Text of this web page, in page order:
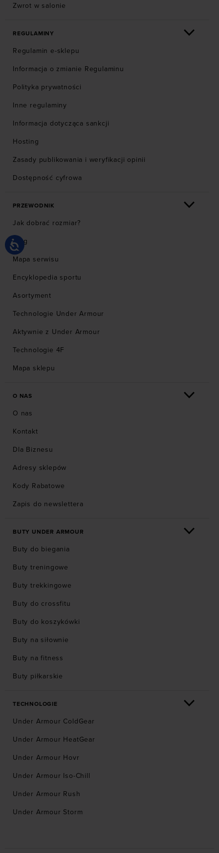
Zwrot w salonie
REGULAMINY
Regulamin e-sklepu
Informacja o zmianie Regulaminu
Polityka prywatności
Inne regulaminy
Informacja dotycząca sankcji
Hosting
Zasady publikowania i weryfikacji opinii
Dostępność cyfrowa
PRZEWODNIK
Jak dobrać rozmiar?
Blog
Mapa serwisu
Encyklopedia sportu
Asortyment
Technologie Under Armour
Aktywnie z Under Armour
Technologie 4F
Mapa sklepu
O NAS
O nas
Kontakt
Dla Biznesu
Adresy sklepów
Kody Rabatowe
Zapis do newslettera
BUTY UNDER ARMOUR
Buty do biegania
Buty treningowe
Buty trekkingowe
Buty do crossfitu
Buty do koszykówki
Buty na siłownie
Buty na fitness
Buty piłkarskie
TECHNOLOGIE
Under Armour ColdGear
Under Armour HeatGear
Under Armour Hovr
Under Armour Iso-Chill
Under Armour Rush
Under Armour Storm